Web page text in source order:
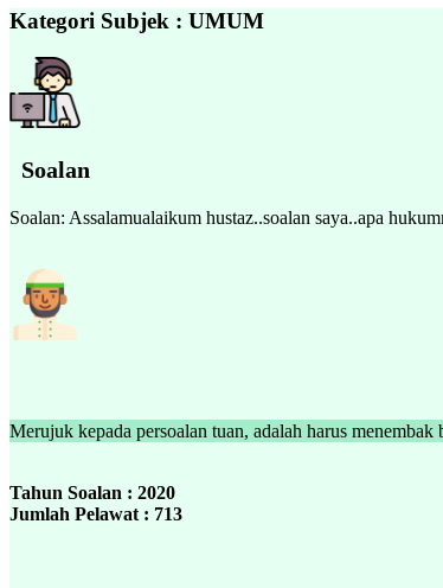
Kategori Subjek : UMUM
Soalan
Soalan: Assalamualaikum hustaz..soalan saya..apa
Tahun Soalan : 2020
Jumlah Pelawat : 713